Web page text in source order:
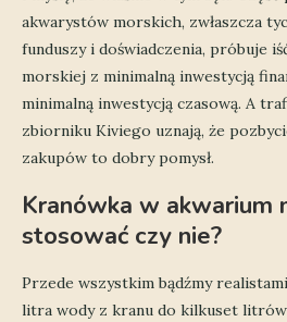
akwarystów morskich, zwłaszcza
funduszy i doświadczenia, próbuje
morskiej z minimalną inwestycją
minimalną inwestycją czasową. A
zbiorniku Kiviego uznają, że
zakupów to dobry pomysł.
Kranówka w akwarium
stosować czy nie?
Przede wszystkim bądźmy
litra wody z kranu do kilkuset